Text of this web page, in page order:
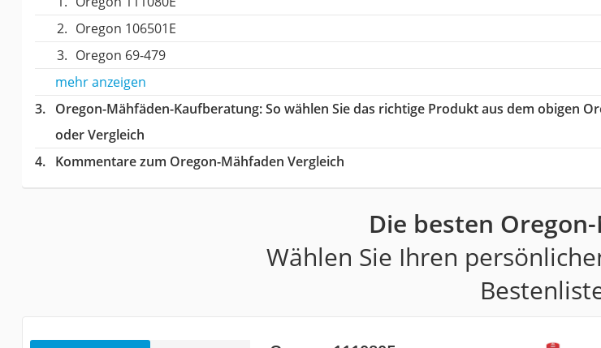
Oregon 106501E
Oregon 69-479
mehr anzeigen
Oregon-Mähfäden-Kaufberatung: So wählen Sie das richtige Produkt aus dem obigen
oder Vergleich
Kommentare zum Oregon-Mähfaden Vergleich
Die besten
Wählen Sie Ihren